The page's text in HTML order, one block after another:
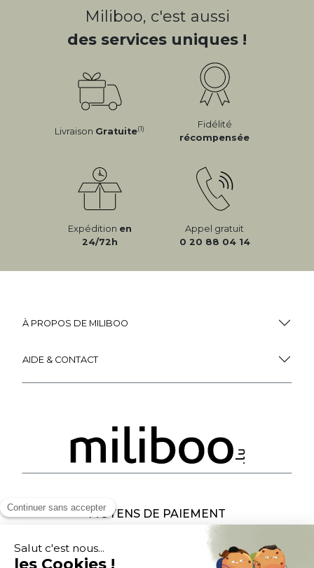
Miliboo, c'est aussi
des services uniques !
Livraison Gratuite(1)
Fidélité
récompensée
Expédition en
24/72h
Appel gratuit
0 20 88 04 14
À PROPOS DE MILIBOO
AIDE & CONTACT
MOYENS DE PAIEMENT